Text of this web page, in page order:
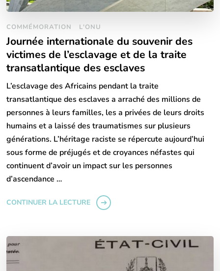
COMMÉMORATION L'ONU
Journée internationale du souvenir des
victimes de l’esclavage et de la traite
transatlantique des esclaves
L’esclavage des Africains pendant la traite
transatlantique des esclaves a arraché des millions de
personnes à leurs familles, les a privées de leurs droits
humains et a laissé des traumatismes sur plusieurs
générations. L’héritage raciste se répercute aujourd’hui
sous forme de préjugés et de croyances néfastes qui
continuent d’avoir un impact sur les personnes
d’ascendance …
CONTINUER LA LECTURE